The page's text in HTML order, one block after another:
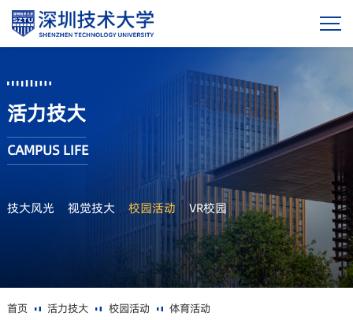
活力技大
CAMPUS LIFE
技大风光 视觉技大 校园活动 VR校园
首页 活力技大 校园活动 体育活动